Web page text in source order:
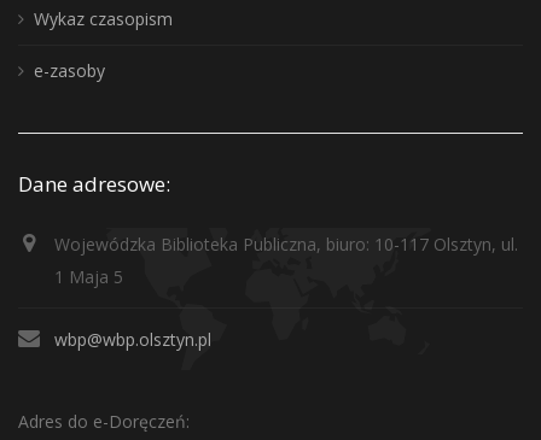
Wykaz czasopism
e-zasoby
Dane adresowe:
Wojewódzka Biblioteka Publiczna, biuro: 10-117 Olsztyn, ul.
1 Maja 5
wbp@wbp.olsztyn.pl
Adres do e-Doręczeń: